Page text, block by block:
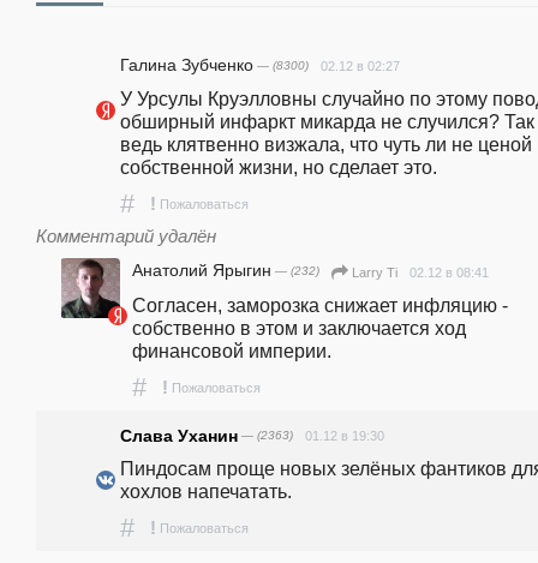
Галина Зубченко — (8300) 02.12 в 02:27
У Урсулы Круэлловны случайно по этому
обширный инфаркт микарда не случился? Так
ведь клятвенно визжала, что чуть ли не ценой
собственной жизни, но сделает это.
# ! Пожаловаться
Комментарий удалён
Анатолий Ярыгин — (232) Larry Ti 02.12 в 08:41
Согласен, заморозка снижает инфляцию -
собственно в этом и заключается ход
финансовой империи.
# ! Пожаловаться
Слава Уханин — (2363) 01.12 в 19:30
Пиндосам проще новых зелёных фантиков
хохлов напечатать.
# ! Пожаловаться